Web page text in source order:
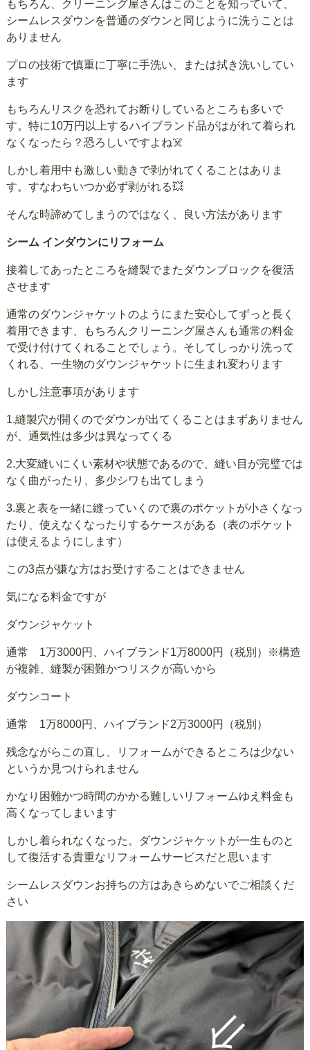
もちろん、クリーニング屋さんはこのことを知っていて、
シームレスダウンを普通のダウンと同じように洗うことは
ありません
プロの技術で慎重に丁寧に手洗い、または拭き洗いしてい
ます
もちろんリスクを恐れてお断りしているところも多いで
す。特に10万円以上するハイブランド品がはがれて着られ
なくなったら？恐ろしいですよね☠️
しかし着用中も激しい動きで剥がれてくることはありま
す。すなわちいつか必ず剥がれる💥
そんな時諦めてしまうのではなく、良い方法があります
シーム インダウンにリフォーム
接着してあったところを縫製でまたダウンブロックを復活
させます
通常のダウンジャケットのようにまた安心してずっと長く
着用できます、もちろんクリーニング屋さんも通常の料金
で受け付けてくれることでしょう。そしてしっかり洗って
くれる、一生物のダウンジャケットに生まれ変わります
しかし注意事項があります
1.縫製穴が開くのでダウンが出てくることはまずありません
が、通気性は多少は異なってくる
2.大変縫いにくい素材や状態であるので、縫い目が完璧では
なく曲がったり、多少シワも出てしまう
3.裏と表を一緒に縫っていくので裏のポケットが小さくなっ
たり、使えなくなったりするケースがある（表のポケット
は使えるようにします）
この3点が嫌な方はお受けすることはできません
気になる料金ですが
ダウンジャケット
通常 1万3000円、ハイブランド1万8000円（税別）※構造
が複雑、縫製が困難かつリスクが高いから
ダウンコート
通常 1万8000円、ハイブランド2万3000円（税別）
残念ながらこの直し、リフォームができるところは少ない
というか見つけられません
かなり困難かつ時間のかかる難しいリフォームゆえ料金も
高くなってしまいます
しかし着られなくなった。ダウンジャケットが一生ものと
して復活する貴重なリフォームサービスだと思います
シームレスダウンお持ちの方はあきらめないでご相談くだ
さい